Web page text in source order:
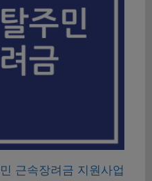
근속장려금 지원사업